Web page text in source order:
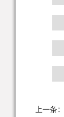
上一条：